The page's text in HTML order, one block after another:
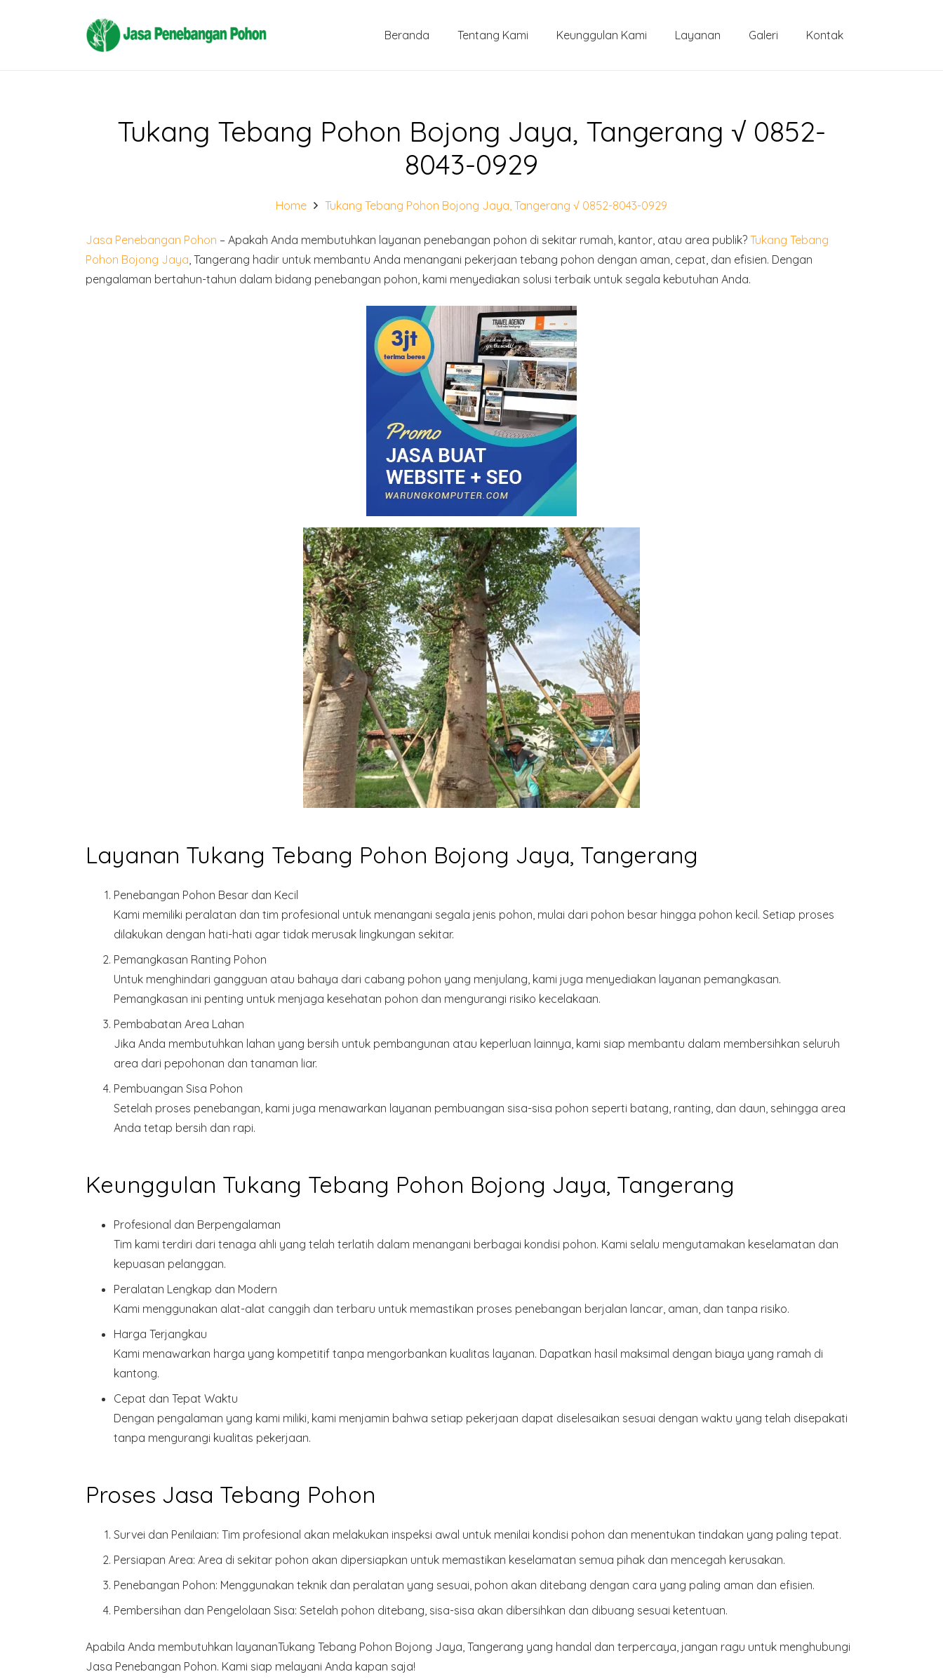
Beranda Tentang Kami Keunggulan Kami Layanan Galeri Kontak
Tukang Tebang Pohon Bojong Jaya, Tangerang √ 0852-
8043-0929
Home Tukang Tebang Pohon Bojong Jaya, Tangerang √ 0852-8043-0929
Jasa Penebangan Pohon – Apakah Anda membutuhkan layanan penebangan pohon di sekitar rumah, kantor, atau area publik? Tukang Tebang
Pohon Bojong Jaya, Tangerang hadir untuk membantu Anda menangani pekerjaan tebang pohon dengan aman, cepat, dan efisien. Dengan
pengalaman bertahun-tahun dalam bidang penebangan pohon, kami menyediakan solusi terbaik untuk segala kebutuhan Anda.
Layanan Tukang Tebang Pohon Bojong Jaya, Tangerang
Penebangan Pohon Besar dan Kecil
Kami memiliki peralatan dan tim profesional untuk menangani segala jenis pohon, mulai dari pohon besar hingga pohon kecil. Setiap proses
dilakukan dengan hati-hati agar tidak merusak lingkungan sekitar.
Pemangkasan Ranting Pohon
Untuk menghindari gangguan atau bahaya dari cabang pohon yang menjulang, kami juga menyediakan layanan pemangkasan.
Pemangkasan ini penting untuk menjaga kesehatan pohon dan mengurangi risiko kecelakaan.
Pembabatan Area Lahan
Jika Anda membutuhkan lahan yang bersih untuk pembangunan atau keperluan lainnya, kami siap membantu dalam membersihkan seluruh
area dari pepohonan dan tanaman liar.
Pembuangan Sisa Pohon
Setelah proses penebangan, kami juga menawarkan layanan pembuangan sisa-sisa pohon seperti batang, ranting, dan daun, sehingga area
Anda tetap bersih dan rapi.
Keunggulan Tukang Tebang Pohon Bojong Jaya, Tangerang
Profesional dan Berpengalaman
Tim kami terdiri dari tenaga ahli yang telah terlatih dalam menangani berbagai kondisi pohon. Kami selalu mengutamakan keselamatan dan
kepuasan pelanggan.
Peralatan Lengkap dan Modern
Kami menggunakan alat-alat canggih dan terbaru untuk memastikan proses penebangan berjalan lancar, aman, dan tanpa risiko.
Harga Terjangkau
Kami menawarkan harga yang kompetitif tanpa mengorbankan kualitas layanan. Dapatkan hasil maksimal dengan biaya yang ramah di
kantong.
Cepat dan Tepat Waktu
Dengan pengalaman yang kami miliki, kami menjamin bahwa setiap pekerjaan dapat diselesaikan sesuai dengan waktu yang telah disepakati
tanpa mengurangi kualitas pekerjaan.
Proses Jasa Tebang Pohon
Survei dan Penilaian: Tim profesional akan melakukan inspeksi awal untuk menilai kondisi pohon dan menentukan tindakan yang paling tepat.
Persiapan Area: Area di sekitar pohon akan dipersiapkan untuk memastikan keselamatan semua pihak dan mencegah kerusakan.
Penebangan Pohon: Menggunakan teknik dan peralatan yang sesuai, pohon akan ditebang dengan cara yang paling aman dan efisien.
Pembersihan dan Pengelolaan Sisa: Setelah pohon ditebang, sisa-sisa akan dibersihkan dan dibuang sesuai ketentuan.
Apabila Anda membutuhkan layananTukang Tebang Pohon Bojong Jaya, Tangerang yang handal dan terpercaya, jangan ragu untuk menghubungi
Jasa Penebangan Pohon. Kami siap melayani Anda kapan saja!